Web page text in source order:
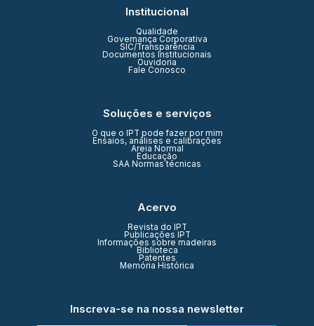
Institucional
Qualidade
Governança Corporativa
SIC/Transparência
Documentos Institucionais
Ouvidoria
Fale Conosco
Soluções e serviços
O que o IPT pode fazer por mim
Ensaios, análises e calibrações
Areia Normal
Educação
SAA Normas técnicas
Acervo
Revista do IPT
Publicações IPT
Informações sobre madeiras
Biblioteca
Patentes
Memória Histórica
Inscreva-se na nossa newsletter